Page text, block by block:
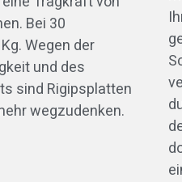
Bei 30
Wegen der
und des
sind Rigipsplatten
wegzudenken.